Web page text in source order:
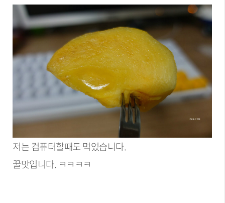
저는 컴퓨터할때도 먹었습니다.
꿀맛입니다. ㅋㅋㅋㅋ